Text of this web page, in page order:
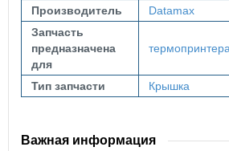
Производитель
Datamax
Запчасть
предназначена
для
термопринтера
Тип запчасти Крышка
Важная информация